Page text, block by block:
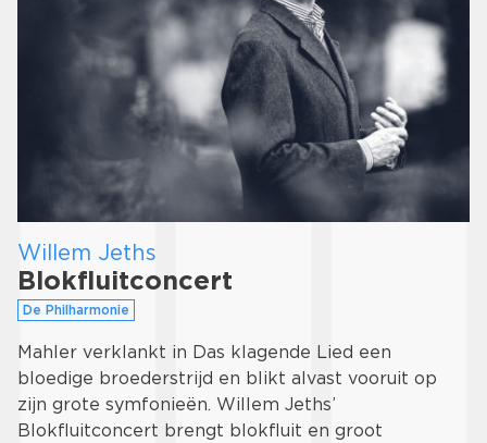
Willem Jeths
Blokfluitconcert
De Philharmonie
Mahler verklankt in Das klagende Lied een
bloedige broederstrijd en blikt alvast vooruit op
zijn grote symfonieën. Willem Jeths’
Blokfluitconcert brengt blokfluit en groot